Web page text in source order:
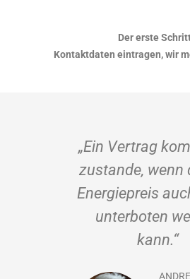
Der erste
Kontaktdaten eintragen, wir
„Ein Vertrag
zustande, wenn
Energiepreis
unterboten
kann.“